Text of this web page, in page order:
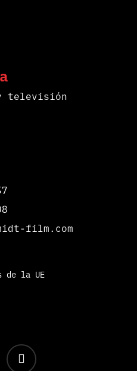
televisión
film.com
de la UE
instagram